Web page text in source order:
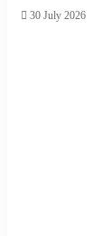
30 July 2026